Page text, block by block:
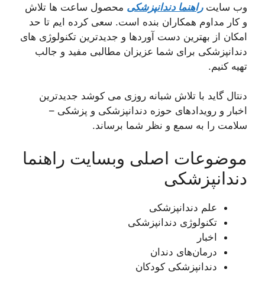
وب سایتراهنما دندانپزشکی محصول ساعت ها تلاش
و کار مداوم همکاران بنده است. سعی کرده ایم تا حد
امکان از بهترین دست آوردها و جدیدترین تکنولوژی های
دندانپزشکی برای شما عزیزان مطالبی مفید و جالب
تهیه کنیم.
دنتال گاید با تلاش شبانه روزی می کوشد جدیدترین
اخبار و رویدادهای حوزه دندانپزشکی و پزشکی –
سلامت را به سمع و نظر شما برساند.
موضوعات اصلی وبسایت راهنما
دندانپزشکی
علم دندانپزشکی
تکنولوژی دندانپزشکی
اخبار
درمان‌های دندان
دندانپزشکی کودکان